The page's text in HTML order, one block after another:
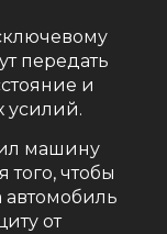
передать
и
усилий.
машину
чтобы
автомобиль
от